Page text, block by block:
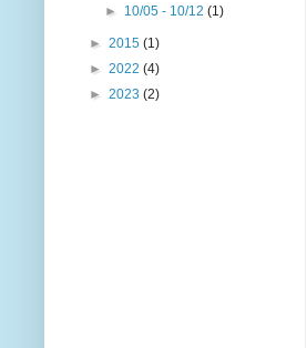
► 10/05 - 10/12(1)
► 2015 (1)
► 2022 (4)
► 2023 (2)